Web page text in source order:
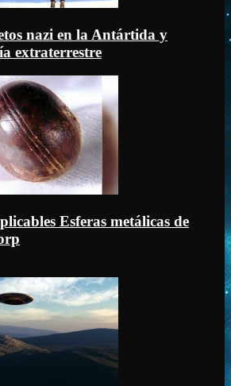
nazi en la Antártida y
extraterrestre
Esferas metálicas de